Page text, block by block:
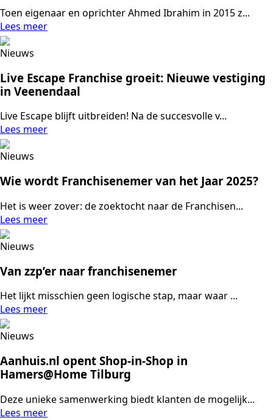
Toen eigenaar en oprichter Ahmed Ibrahim in 2015 z...
Lees meer
Nieuws
Live Escape Franchise groeit: Nieuwe vestiging
in Veenendaal
Live Escape blijft uitbreiden! Na de succesvolle v...
Lees meer
Nieuws
Wie wordt Franchisenemer van het Jaar 2025?
Het is weer zover: de zoektocht naar de Franchisen...
Lees meer
Nieuws
Van zzp’er naar franchisenemer
Het lijkt misschien geen logische stap, maar waar ...
Lees meer
Nieuws
Aanhuis.nl opent Shop-in-Shop in
Hamers@Home Tilburg
Deze unieke samenwerking biedt klanten de mogelijk...
Lees meer